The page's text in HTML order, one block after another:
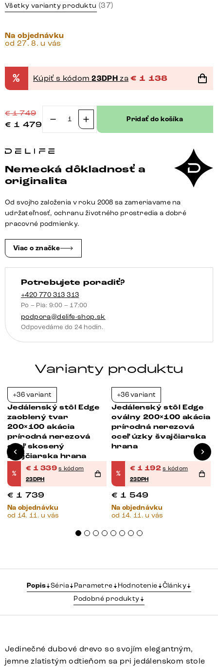
Všetky varianty produktu (37)
Na objednávku
od 27. 8. u vás
% Kúpiť s kódom23DPH za € 1 138
€1 749
€ 1 479
množstvo
stôl
zaoblený
tvar
200x100x2,5-
3
dub
čierna
tenká
podstava
švajčiarska
hrana
Pridať do košíka
Nemecká dôkladnosť a
originalita
Od svojho založenia v roku 2008 sa zameriavame na
udržateľnosť, ochranu životného prostredia a dobré
pracovné podmienky.
Viac o značke
Potrebujete poradiť?
+420 770 313 313
Po – Pia: 9:00 – 17:00
podpora@delife-shop.sk
Odpovedáme do 24 hodín.
Varianty produktu
+36 variant
Jedálenský stôl Edge
zaoblený tvar
200×100 akácia
prírodná nerezová
oceľ skosený
švajčiarska hrana
%
€ 1 339 s kódom
23DPH
€ 1 739
Na objednávku
od 14. 11. u vás
+36 variant
Jedálenský stôl Edge
oválny 200×100 akácia
prírodná nerezová
oceľ úzky švajčiarska
hrana
%
€ 1 192 s kódom
23DPH
€ 1 549
Na objednávku
od 14. 11. u vás
Popis Séria Parametre Hodnotenie
Články
Podobné produkty
Jedinečné dubové drevo so svojím elegantným,
jemne zlatistým odtieňom sa pri jedálenskom stole